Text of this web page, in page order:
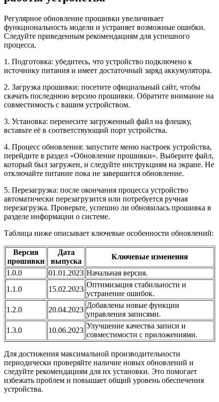
Регулярное обновление прошивки увеличивает
функциональность модели и устраняет возможные ошибки.
Следуйте приведенным рекомендациям для успешного
процесса.
1. Подготовка: убедитесь, что устройство подключено к
источнику питания и имеет достаточный заряд аккумулятора.
2. Загрузка прошивки: посетите официальный сайт, чтобы
скачать последнюю версию прошивки. Обратите внимание на
совместимость с вашим устройством.
3. Установка: перенесите загруженный файл на флешку,
вставьте её в соответствующий порт устройства.
4. Процесс обновления: запустите меню настроек устройства,
перейдите в раздел «Обновление прошивки». Выберите файл,
который был загружен, и следуйте инструкциям на экране. Не
отключайте питание пока не завершится обновление.
5. Перезагрузка: после окончания процесса устройство
автоматически перезагрузится или потребуется ручная
перезагрузка. Проверьте, успешно ли обновилась прошивка в
разделе информации о системе.
Таблица ниже описывает ключевые особенности обновлений:
Версия
прошивки
Дата
выпуска
Ключевые изменения
1.0.0
01.01.2023 Начальная версия.
1.1.0
15.02.2023
Оптимизация стабильности и
устранение ошибок.
1.2.0
20.04.2023
Добавлены новые функции
управления записями.
1.3.0
10.06.2023
Улучшение качества записи и
совместимости с приложениями.
Для достижения максимальной производительности
периодически проверяйте наличие новых обновлений и
следуйте рекомендациям для их установки. Это помогает
избежать проблем и повышает общий уровень обеспечения
устройства.